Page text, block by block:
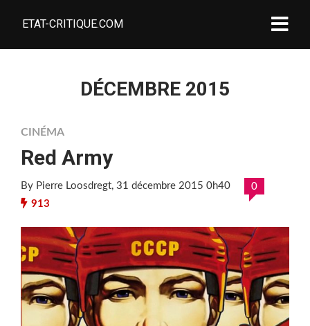
ETAT-CRITIQUE.COM
DÉCEMBRE 2015
CINÉMA
Red Army
By Pierre Loosdregt, 31 décembre 2015 0h40
0
913